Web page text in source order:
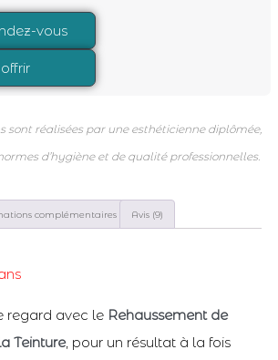
vous
sont réalisées par une esthéticienne diplômée,
d’hygiène et de qualité professionnelles.
complémentaires Avis (9)
regard avec le Rehaussement de
Teinture, pour un résultat à la fois